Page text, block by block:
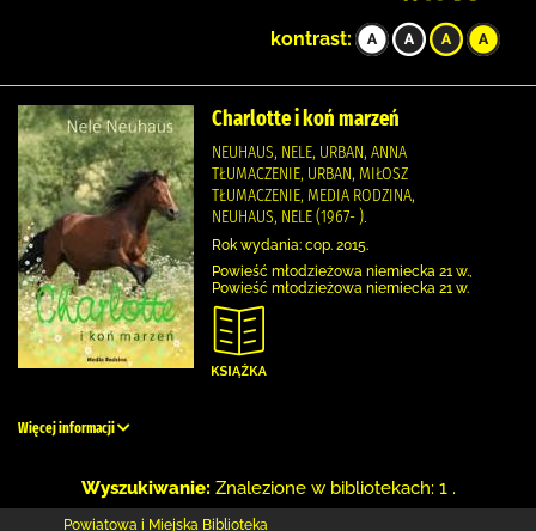
kontrast:
Charlotte i koń marzeń
NEUHAUS, NELE, URBAN, ANNA
TŁUMACZENIE, URBAN, MIŁOSZ
TŁUMACZENIE, MEDIA RODZINA,
NEUHAUS, NELE (1967- ).
Rok wydania: cop. 2015.
Powieść młodzieżowa niemiecka 21 w.,
Powieść młodzieżowa niemiecka 21 w.
Więcej informacji
Wyszukiwanie: Znalezione w bibliotekach: 1 .
Powiatowa i Miejska Biblioteka